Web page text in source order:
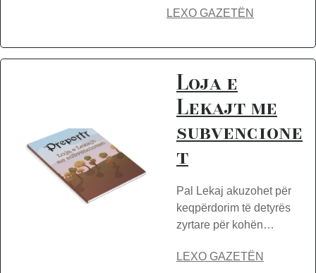
LEXO GAZETËN
Loja e
Lekajt me
subvencione
t
Pal Lekaj akuzohet për
keqpërdorim të detyrës
zyrtare për kohën…
LEXO GAZETËN